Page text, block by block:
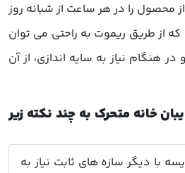
محصول را در هر ساعت از شبانه روز
که از طریق ریموت به راحتی می توان
در هنگام نیاز به سایه اندازی، از آن
خانه متحرک به چند نکته زیر
با دیگر سازه های ثابت نیاز به